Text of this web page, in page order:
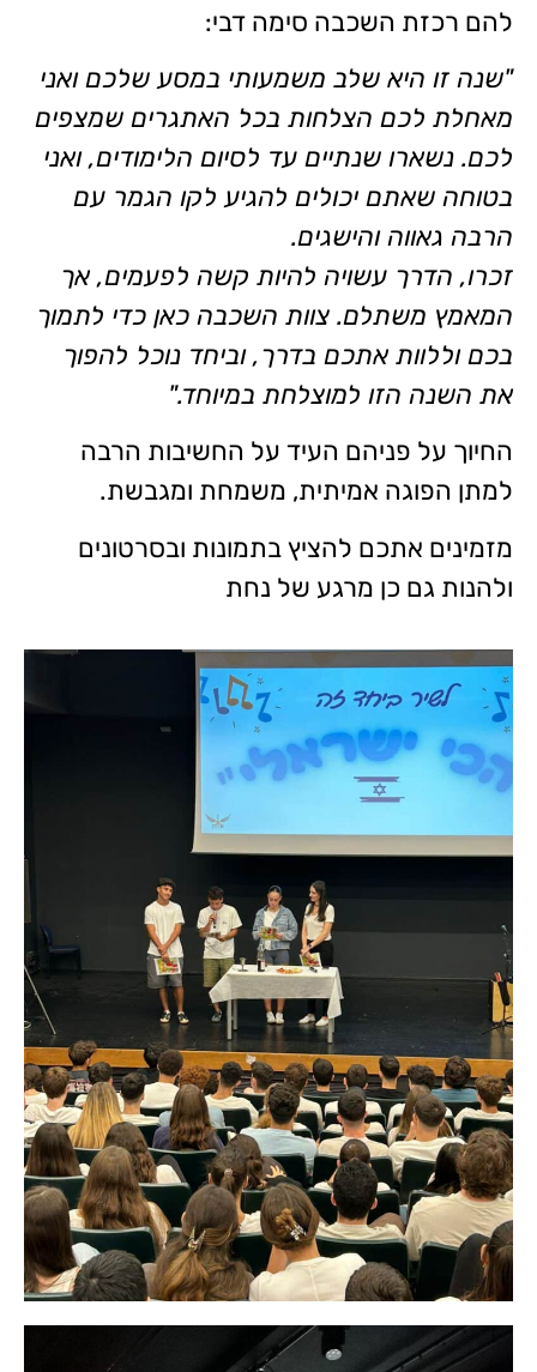
להם רכזת השכבה סימה דבי:
"שנה זו היא שלב משמעותי במסע שלכם ואני
מאחלת לכם הצלחות בכל האתגרים שמצפים
לכם. נשארו שנתיים עד לסיום הלימודים, ואני
בטוחה שאתם יכולים להגיע לקו הגמר עם
הרבה גאווה והישגים.
זכרו, הדרך עשויה להיות קשה לפעמים, אך
המאמץ משתלם. צוות השכבה כאן כדי לתמוך
בכם וללוות אתכם בדרך, וביחד נוכל להפוך
את השנה הזו למוצלחת במיוחד."
החיוך על פניהם העיד על החשיבות הרבה
למתן הפוגה אמיתית, משמחת ומגבשת.
מזמינים אתכם להציץ בתמונות ובסרטונים
ולהנות גם כן מרגע של נחת